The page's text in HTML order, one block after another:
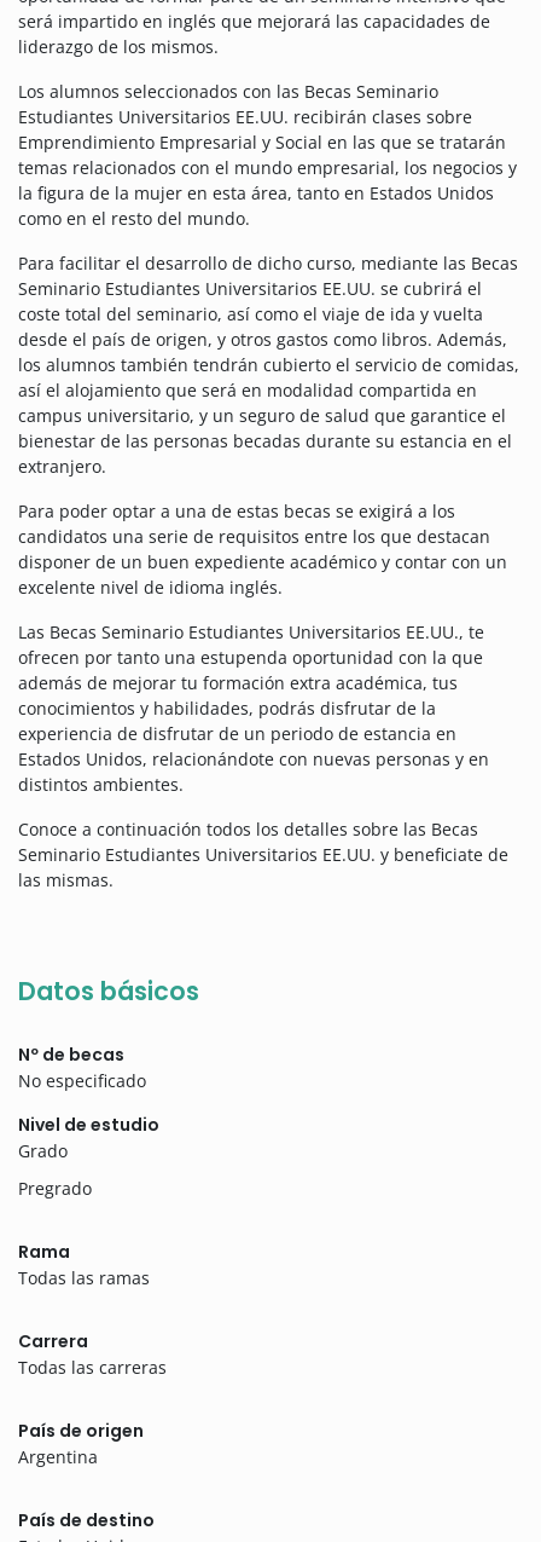
será impartido en inglés que mejorará las capacidades de
liderazgo de los mismos.
Los alumnos seleccionados con las Becas Seminario
Estudiantes Universitarios EE.UU. recibirán clases sobre
Emprendimiento Empresarial y Social en las que se tratarán
temas relacionados con el mundo empresarial, los negocios y
la figura de la mujer en esta área, tanto en Estados Unidos
como en el resto del mundo.
Para facilitar el desarrollo de dicho curso, mediante las Becas
Seminario Estudiantes Universitarios EE.UU. se cubrirá el
coste total del seminario, así como el viaje de ida y vuelta
desde el país de origen, y otros gastos como libros. Además,
los alumnos también tendrán cubierto el servicio de comidas,
así el alojamiento que será en modalidad compartida en
campus universitario, y un seguro de salud que garantice el
bienestar de las personas becadas durante su estancia en el
extranjero.
Para poder optar a una de estas becas se exigirá a los
candidatos una serie de requisitos entre los que destacan
disponer de un buen expediente académico y contar con un
excelente nivel de idioma inglés.
Las Becas Seminario Estudiantes Universitarios EE.UU., te
ofrecen por tanto una estupenda oportunidad con la que
además de mejorar tu formación extra académica, tus
conocimientos y habilidades, podrás disfrutar de la
experiencia de disfrutar de un periodo de estancia en
Estados Unidos, relacionándote con nuevas personas y en
distintos ambientes.
Conoce a continuación todos los detalles sobre las Becas
Seminario Estudiantes Universitarios EE.UU. y beneficiate de
las mismas.
Datos básicos
Nº de becas
No especificado
Nivel de estudio
Grado
Pregrado
Rama
Todas las ramas
Carrera
Todas las carreras
País de origen
Argentina
País de destino